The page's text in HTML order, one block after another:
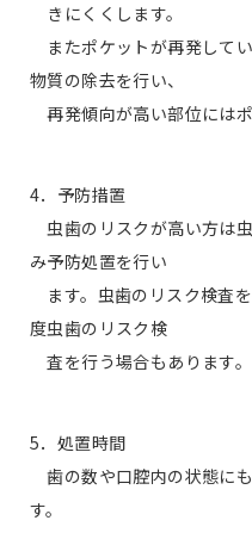
きにくくします。
またポケットが再発して
物質の除去を行い、
再発傾向が高い部位には
4．予防措置
虫歯のリスクが高い方は
み予防処置を行い
ます。虫歯のリスク検査
度虫歯のリスク検
査を行う場合もあります。
5．処置時間
歯の数や口腔内の状態に
す。